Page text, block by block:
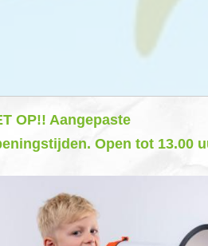
OP!! Aangepaste
Open tot 13.00